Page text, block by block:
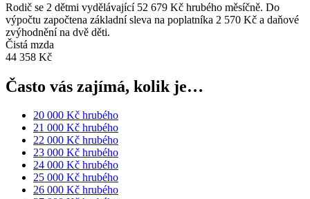
Rodič se 2 dětmi vydělávající 52 679 Kč hrubého měsíčně. Do
výpočtu započtena základní sleva na poplatníka 2 570 Kč a daňové
zvýhodnění na dvě děti.
Čistá mzda
44 358 Kč
Často vás zajímá, kolik je…
20 000 Kč hrubého
21 000 Kč hrubého
22 000 Kč hrubého
23 000 Kč hrubého
24 000 Kč hrubého
25 000 Kč hrubého
26 000 Kč hrubého